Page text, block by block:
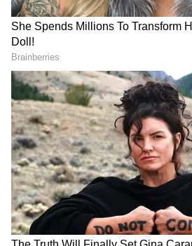
ஏசியாநெட் தமிழ்-ஐ
தேர்வாக்குங்கள்